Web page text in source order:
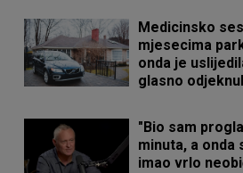
Medicinsko
mjesecima
onda je
glasno
"Bio sam
minuta, a onda
imao vrlo